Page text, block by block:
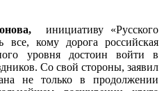
инициативу «Русского
все, кому дорога российская
уровня достоин войти в
Со свой стороны, заявил
не только в продолжении